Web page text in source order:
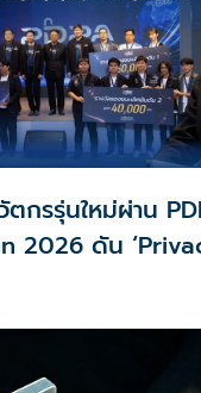
กรรุ่นใหม่ผ่าน
2026 ดัน